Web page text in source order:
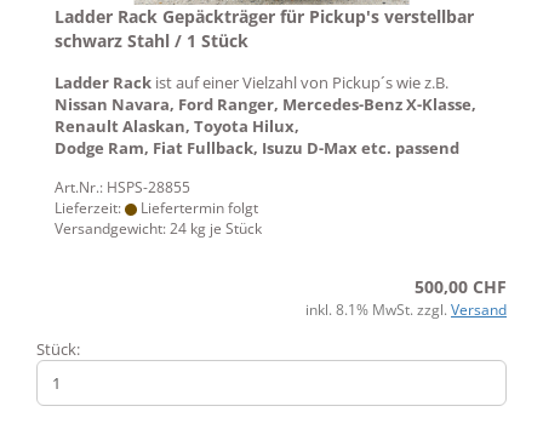
Ladder Rack Gepäckträger für Pickup's verstellbar
schwarz Stahl / 1 Stück
Ladder Rack ist auf einer Vielzahl von Pickup´s wie z.B.
Nissan Navara, Ford Ranger, Mercedes-Benz X-Klasse,
​Renault Alaskan, Toyota Hilux,
Dodge Ram, Fiat Fullback, Isuzu D-Max etc. passend
Art.Nr.: HSPS-28855
Lieferzeit:
Liefertermin folgt
Versandgewicht:24 kg je Stück
500,00 CHF
inkl. 8.1% MwSt. zzgl. Versand
Stück: